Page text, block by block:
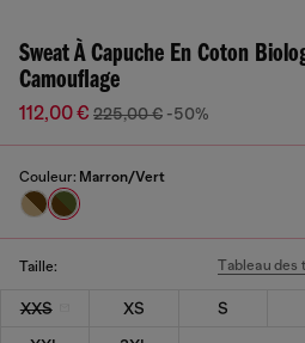
Sweat À Capuche En Coton
Camouflage
112,00 € 225,00 € -50%
Couleur: Marron/Vert
Taille: Tableau des
XXS XS S